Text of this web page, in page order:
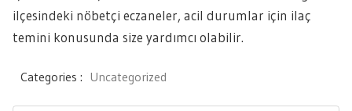
ilçesindeki nöbetçi eczaneler, acil durumlar için ilaç
temini konusunda size yardımcı olabilir.
Categories : Uncategorized